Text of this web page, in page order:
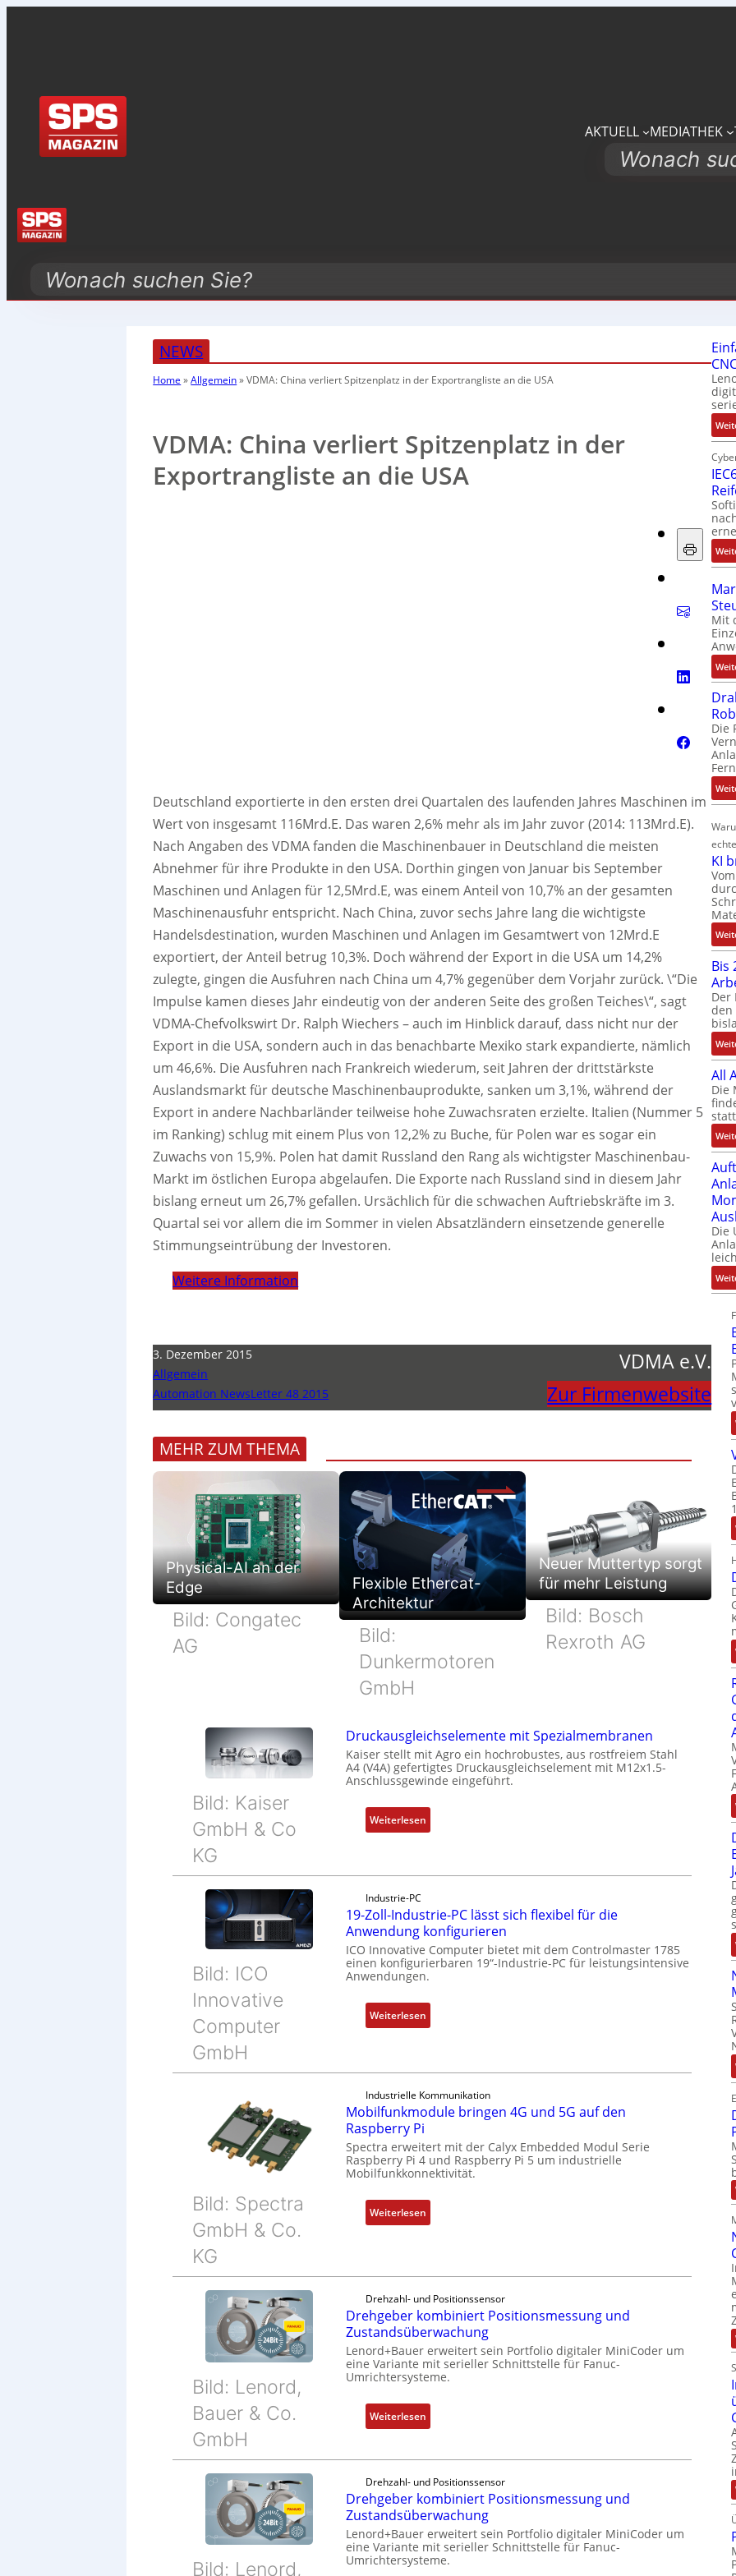
AKTUELL MEDIATHEK
Search
Search
NEWS
Home »Allgemein»VDMA: China verliert Spitzenplatz in der Exportrangliste an die USA
VDMA: China verliert Spitzenplatz in der
Exportrangliste an die USA
Deutschland exportierte in den ersten drei Quartalen des laufenden Jahres Maschinen im
Wert von insgesamt 116Mrd.E. Das waren 2,6% mehr als im Jahr zuvor (2014: 113Mrd.E).
Nach Angaben des VDMA fanden die Maschinenbauer in Deutschland die meisten
Abnehmer für ihre Produkte in den USA. Dorthin gingen von Januar bis September
Maschinen und Anlagen für 12,5Mrd.E, was einem Anteil von 10,7% an der gesamten
Maschinenausfuhr entspricht. Nach China, zuvor sechs Jahre lang die wichtigste
Handelsdestination, wurden Maschinen und Anlagen im Gesamtwert von 12Mrd.E
exportiert, der Anteil betrug 10,3%. Doch während der Export in die USA um 14,2%
zulegte, gingen die Ausfuhren nach China um 4,7% gegenüber dem Vorjahr zurück. \“Die
Impulse kamen dieses Jahr eindeutig von der anderen Seite des großen Teiches\“, sagt
VDMA-Chefvolkswirt Dr. Ralph Wiechers – auch im Hinblick darauf, dass nicht nur der
Export in die USA, sondern auch in das benachbarte Mexiko stark expandierte, nämlich
um 46,6%. Die Ausfuhren nach Frankreich wiederum, seit Jahren der drittstärkste
Auslandsmarkt für deutsche Maschinenbauprodukte, sanken um 3,1%, während der
Export in andere Nachbarländer teilweise hohe Zuwachsraten erzielte. Italien (Nummer 5
im Ranking) schlug mit einem Plus von 12,2% zu Buche, für Polen war es sogar ein
Zuwachs von 15,9%. Polen hat damit Russland den Rang als wichtigster Maschinenbau-
Markt im östlichen Europa abgelaufen. Die Exporte nach Russland sind in diesem Jahr
bislang erneut um 26,7% gefallen. Ursächlich für die schwachen Auftriebskräfte im 3.
Quartal sei vor allem die im Sommer in vielen Absatzländern einsetzende generelle
Stimmungseintrübung der Investoren.
Weitere Information
3. Dezember 2015
Allgemein
Automation NewsLetter 48 2015
VDMA e.V.
Zur Firmenwebsite
MEHR ZUM THEMA
Physical-AI an der
Edge
Bild: Congatec
AG
Flexible Ethercat-
Architektur
Bild:
Dunkermotoren
GmbH
Neuer Muttertyp sorgt
für mehr Leistung
Bild: Bosch
Rexroth AG
Bild: Kaiser
GmbH & Co
KG
Druckausgleichselemente mit Spezialmembranen
Kaiser stellt mit Agro ein hochrobustes, aus rostfreiem Stahl
A4 (V4A) gefertigtes Druckausgleichselement mit M12x1.5-
Anschlussgewinde eingeführt.
Weiterlesen:
D
a
u
s
g
e
i
s
e
l
m
e
n
t
e
p
e
z
i
a
m
e
b
n
Bild: ICO
Innovative
Computer
GmbH
Industrie-PC
19-Zoll-Industrie-PC lässt sich flexibel für die
Anwendung konfigurieren
ICO Innovative Computer bietet mit dem Controlmaster 1785
einen konfigurierbaren 19“-Industrie-PC für leistungsintensive
Anwendungen.
Weiterlesen:
1
o
l
-
I
d
u
r
-
C
l
s
s
i
c
h
f
l
e
Bild: Spectra
GmbH & Co.
KG
Industrielle Kommunikation
Mobilfunkmodule bringen 4G und 5G auf den
Raspberry Pi
Spectra erweitert mit der Calyx Embedded Modul Serie
Raspberry Pi 4 und Raspberry Pi 5 um industrielle
Mobilfunkkonnektivität.
Weiterlesen:
M
i
l
f
u
n
k
m
o
d
b
r
i
n
g
Bild: Lenord,
Bauer & Co.
GmbH
Drehzahl- und Positionssensor
Drehgeber kombiniert Positionsmessung und
Zustandsüberwachung
Lenord+Bauer erweitert sein Portfolio digitaler MiniCoder um
eine Variante mit serieller Schnittstelle für Fanuc-
Umrichtersysteme.
Weiterlesen:
D
h
g
e
b
e
Bild: Lenord,
Drehzahl- und Positionssensor
Drehgeber kombiniert Positionsmessung und
Zustandsüberwachung
Lenord+Bauer erweitert sein Portfolio digitaler MiniCoder um
eine Variante mit serieller Schnittstelle für Fanuc-
Umrichtersysteme.
Mit
Die
KI
Bis
Der
den
All
Die
Die